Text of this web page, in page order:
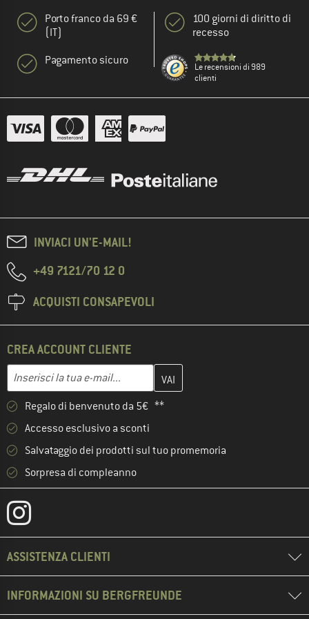
Porto franco da 69 €
(IT)
Pagamento sicuro
100 giorni di diritto di
recesso
Le recensioni di 989
clienti
INVIACI UN'E-MAIL!
+49 7121/70 12 0
ACQUISTI CONSAPEVOLI
CREA ACCOUNT CLIENTE
Indirizzo e-mail
Inserisci qui il tuo indirizzo e-mail e crea il tuo account cliente
Regalo di benvenuto da 5€ **
Accesso esclusivo a sconti
Salvataggio dei prodotti sul tuo promemoria
Sorpresa di compleanno
ASSISTENZA CLIENTI
INFORMAZIONI SU BERGFREUNDE